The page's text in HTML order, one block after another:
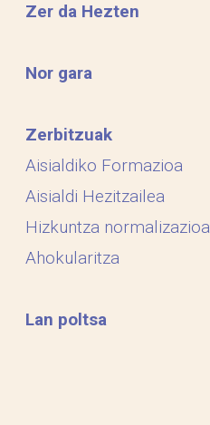
Zer da Hezten
Nor gara
Zerbitzuak
Aisialdiko Formazioa
Aisialdi Hezitzailea
Hizkuntza normalizazioa
Ahokularitza
Lan poltsa